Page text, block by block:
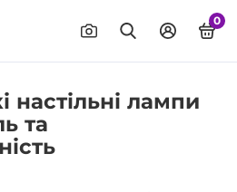
0
настільні лампи
та